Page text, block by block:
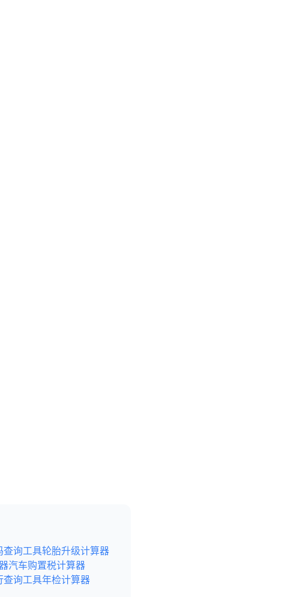
查询工具轮胎升级计算器
汽车购置税计算器
查询工具年检计算器